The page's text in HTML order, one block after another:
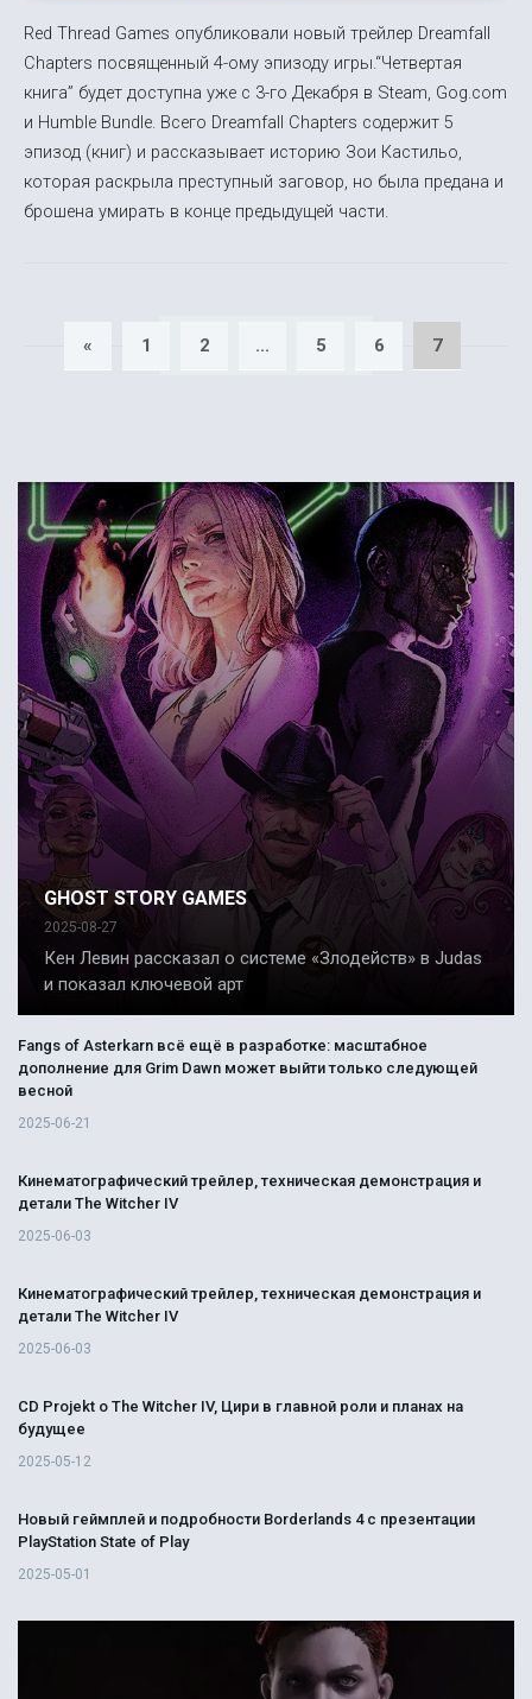
Red Thread Games опубликовали новый трейлер Dreamfall
Chapters посвященный 4-ому эпизоду игры.“Четвертая
книга” будет доступна уже с 3-го Декабря в Steam, Gog.com
и Humble Bundle. Всего Dreamfall Chapters содержит 5
эпизод (книг) и рассказывает историю Зои Кастильо,
которая раскрыла преступный заговор, но была предана и
брошена умирать в конце предыдущей части.
« 1 2 ... 5 6 7
GHOST STORY GAMES
2025-08-27
Кен Левин рассказал о системе «Злодейств» в Judas
и показал ключевой арт
Fangs of Asterkarn всё ещё в разработке: масштабное
дополнение для Grim Dawn может выйти только следующей
весной
2025-06-21
Кинематографический трейлер, техническая демонстрация и
детали The Witcher IV
2025-06-03
Кинематографический трейлер, техническая демонстрация и
детали The Witcher IV
2025-06-03
CD Projekt о The Witcher IV, Цири в главной роли и планах на
будущее
2025-05-12
Новый геймплей и подробности Borderlands 4 с презентации
PlayStation State of Play
2025-05-01